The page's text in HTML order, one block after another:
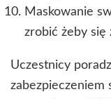
Maskowanie
zrobić żeby się
Uczestnicy
zabezpieczeniem